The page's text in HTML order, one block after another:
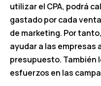
utilizar el CPA, podrá
gastado por cada
de marketing. Por
ayudar a las empresas
presupuesto. También
esfuerzos en las